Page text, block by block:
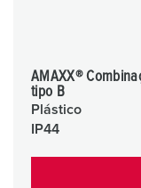
AMAXX®
tipo B
Plástico
IP44